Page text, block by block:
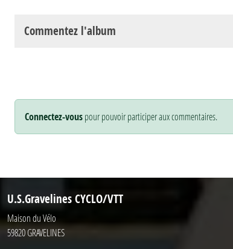
Commentez l'album
Connectez-vouspour pouvoir participer aux commentaires.
U.S.Gravelines CYCLO/VTT
Maison du Vélo
59820GRAVELINES